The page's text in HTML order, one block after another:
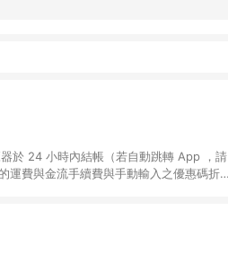
於 24 小時內結帳（若自動跳轉 App ，請
運費與金流手續費與手動輸入之優惠碼折
才具贈點資格。 7. 點數將於出貨後 45 天